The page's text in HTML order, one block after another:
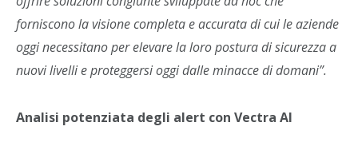
forniscono la visione completa e accurata di cui le aziende
oggi necessitano per elevare la loro postura di sicurezza a
nuovi livelli e proteggersi oggi dalle minacce di domani”.
Analisi potenziata degli alert con Vectra AI